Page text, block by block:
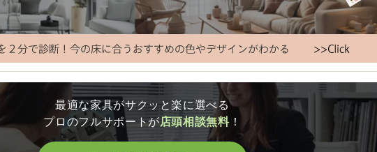
最適な家具がサクッと楽に選べる
プロのフルサポートが店頭相談無料！